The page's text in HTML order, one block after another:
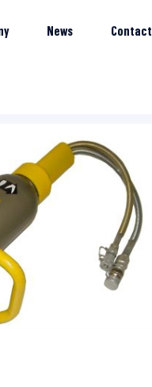
News Contact